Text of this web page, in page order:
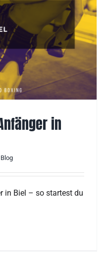
in
Blog
in Biel – so startest du